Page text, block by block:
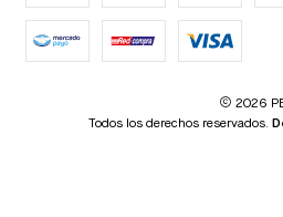
2026
Todos los derechos reservados.